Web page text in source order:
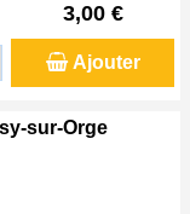
3,00 €
Ajouter
sur-Orge